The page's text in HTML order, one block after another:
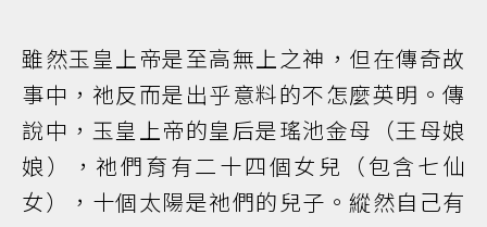
雖然玉皇上帝是至高無上之神，但在傳奇故
事中，祂反而是出乎意料的不怎麼英明。傳
說中，玉皇上帝的皇后是瑤池金母（王母娘
娘），祂們育有二十四個女兒（包含七仙
女），十個太陽是祂們的兒子。縱然自己有